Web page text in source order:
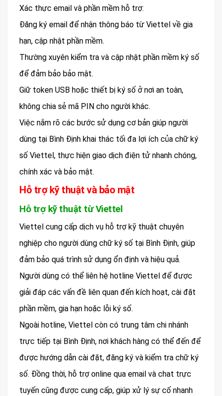
Xác thực email và phần mềm hỗ trợ:
Đăng ký email để nhận thông báo từ Viettel về gia
hạn, cập nhật phần mềm.
Thường xuyên kiểm tra và cập nhật phần mềm ký số
để đảm bảo bảo mật.
Giữ token USB hoặc thiết bị ký số ở nơi an toàn,
không chia sẻ mã PIN cho người khác.
Việc nắm rõ các bước sử dụng cơ bản giúp người
dùng tại Bình Định khai thác tối đa lợi ích của chữ ký
số Viettel, thực hiện giao dịch điện tử nhanh chóng,
chính xác và bảo mật.
Hỗ trợ kỹ thuật và bảo mật
Hỗ trợ kỹ thuật từ Viettel
Viettel cung cấp dịch vụ hỗ trợ kỹ thuật chuyên
nghiệp cho người dùng chữ ký số tại Bình Định, giúp
đảm bảo quá trình sử dụng ổn định và hiệu quả.
Người dùng có thể liên hệ hotline Viettel để được
giải đáp các vấn đề liên quan đến kích hoạt, cài đặt
phần mềm, gia hạn hoặc lỗi ký số.
Ngoài hotline, Viettel còn có trung tâm chi nhánh
trực tiếp tại Bình Định, nơi khách hàng có thể đến để
được hướng dẫn cài đặt, đăng ký và kiểm tra chữ ký
số. Đồng thời, hỗ trợ online qua email và chat trực
tuyến cũng được cung cấp, giúp xử lý sự cố nhanh